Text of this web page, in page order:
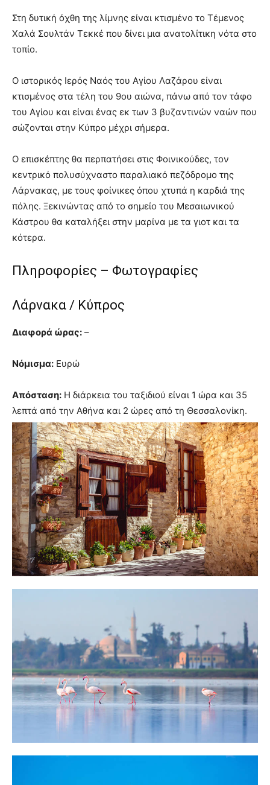
Στη δυτική όχθη της λίμνης είναι κτισμένο το Τέμενος
Χαλά Σουλτάν Τεκκέ που δίνει μια ανατολίτικη νότα στο
τοπίο.
Ο ιστορικός Ιερός Ναός του Αγίου Λαζάρου είναι
κτισμένος στα τέλη του 9ου αιώνα, πάνω από τον τάφο
του Αγίου και είναι ένας εκ των 3 βυζαντινών ναών που
σώζονται στην Κύπρο μέχρι σήμερα.
Ο επισκέπτης θα περπατήσει στις Φοινικούδες, τον
κεντρικό πολυσύχναστο παραλιακό πεζόδρομο της
Λάρνακας, με τους φοίνικες όπου χτυπά η καρδιά της
πόλης. Ξεκινώντας από το σημείο του Μεσαιωνικού
Κάστρου θα καταλήξει στην μαρίνα με τα γιοτ και τα
κότερα.
Πληροφορίες – Φωτογραφίες
Λάρνακα / Κύπρος
Διαφορά ώρας: –
Νόμισμα: Ευρώ
Απόσταση: Η διάρκεια του ταξιδιού είναι 1 ώρα και 35
λεπτά από την Αθήνα και 2 ώρες από τη Θεσσαλονίκη.